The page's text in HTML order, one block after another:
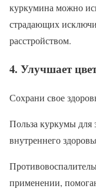
куркумина можно
страдающих
расстройством.
4. Улучшает
Сохрани свое
Польза куркумы для
внутреннего
применении,